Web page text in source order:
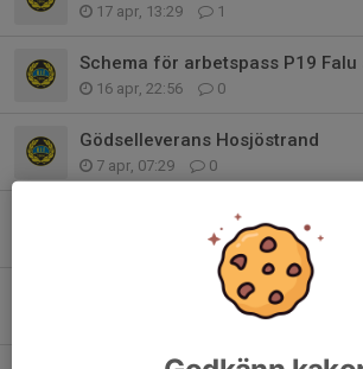
17 apr, 13:29 1
Schema för arbetspass P19 Falu
16 apr, 22:56 0
Gödselleverans Hosjöstrand
7 apr, 07:29 0
Två personer till div 4 match
0
Bemanning Falu sommar cup 2025